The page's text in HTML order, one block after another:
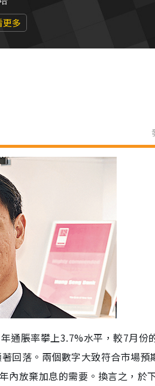
更多
通脹率攀上3.7%水平，較7月份
回落。兩個數字大致符合市場預
內放棄加息的需要。換言之，於